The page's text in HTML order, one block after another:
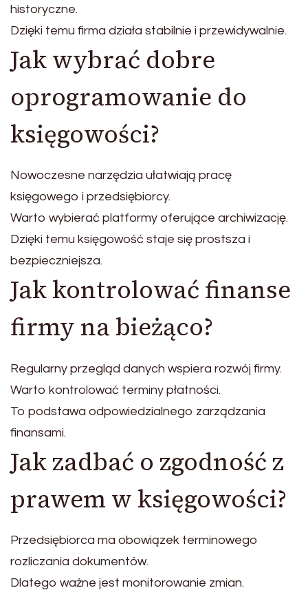
historyczne.
Dzięki temu firma działa stabilnie i przewidywalnie.
Jak wybrać dobre
oprogramowanie do
księgowości?
Nowoczesne narzędzia ułatwiają pracę
księgowego i przedsiębiorcy.
Warto wybierać platformy oferujące archiwizację.
Dzięki temu księgowość staje się prostsza i
bezpieczniejsza.
Jak kontrolować finanse
firmy na bieżąco?
Regularny przegląd danych wspiera rozwój firmy.
Warto kontrolować terminy płatności.
To podstawa odpowiedzialnego zarządzania
finansami.
Jak zadbać o zgodność z
prawem w księgowości?
Przedsiębiorca ma obowiązek terminowego
rozliczania dokumentów.
Dlatego ważne jest monitorowanie zmian.